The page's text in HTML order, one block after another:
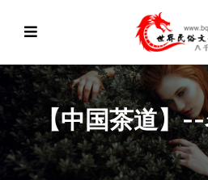
【中国茶道】